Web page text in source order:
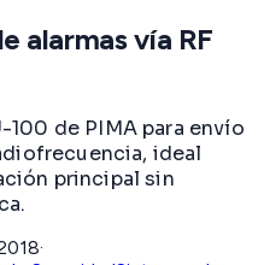
alarmas vía RF
de PIMA para envío
ideal
principal sin
·